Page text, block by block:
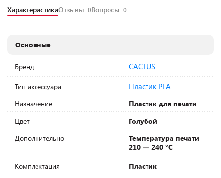
ХарактеристикиОтзывы 0Вопросы 0
Основные
Бренд CACTUS
Тип аксессуара Пластик PLA
Назначение
Пластик для печати
Цвет
Голубой
Дополнительно
Температура печати
210 — 240 °C
Комплектация
Пластик